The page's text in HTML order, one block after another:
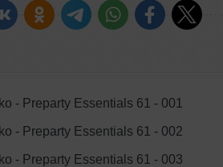
- Preparty Essentials 61 - 001
- Preparty Essentials 61 - 002
- Preparty Essentials 61 - 003